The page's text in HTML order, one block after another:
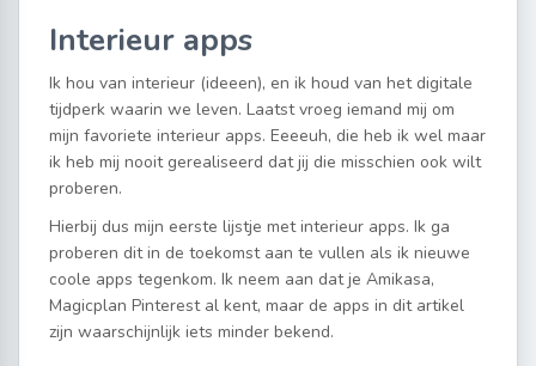
Interieur apps
Ik hou van interieur (ideeen), en ik houd van het digitale
tijdperk waarin we leven. Laatst vroeg iemand mij om
mijn favoriete interieur apps. Eeeeuh, die heb ik wel maar
ik heb mij nooit gerealiseerd dat jij die misschien ook wilt
proberen.
Hierbij dus mijn eerste lijstje met interieur apps. Ik ga
proberen dit in de toekomst aan te vullen als ik nieuwe
coole apps tegenkom. Ik neem aan dat je Amikasa,
Magicplan Pinterest al kent, maar de apps in dit artikel
zijn waarschijnlijk iets minder bekend.